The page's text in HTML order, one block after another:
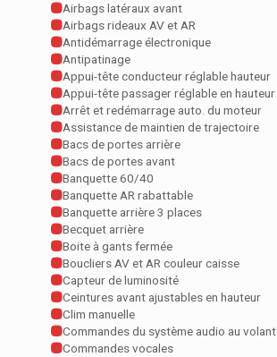
Airbags latéraux avant
Airbags rideaux AV et AR
Antidémarrage électronique
Antipatinage
Appui-tête conducteur réglable hauteur
Appui-tête passager réglable en hauteur
Arrêt et redémarrage auto. du moteur
Assistance de maintien de trajectoire
Bacs de portes arrière
Bacs de portes avant
Banquette 60/40
Banquette AR rabattable
Banquette arrière 3 places
Becquet arrière
Boite à gants fermée
Boucliers AV et AR couleur caisse
Capteur de luminosité
Ceintures avant ajustables en hauteur
Clim manuelle
Commandes du système audio au volant
Commandes vocales